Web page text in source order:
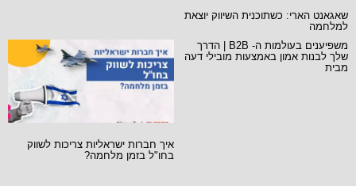
שאגאנט הארי: כשתוכנית השיווק יוצאת
למלחמה
משפיענים בעולמות ה- B2B | הדרך
שלך לבנות אמון באמצעות מובילי דעה
מבית
איך חברות ישראליות צריכות לשווק
בחו"ל בזמן מלחמה?